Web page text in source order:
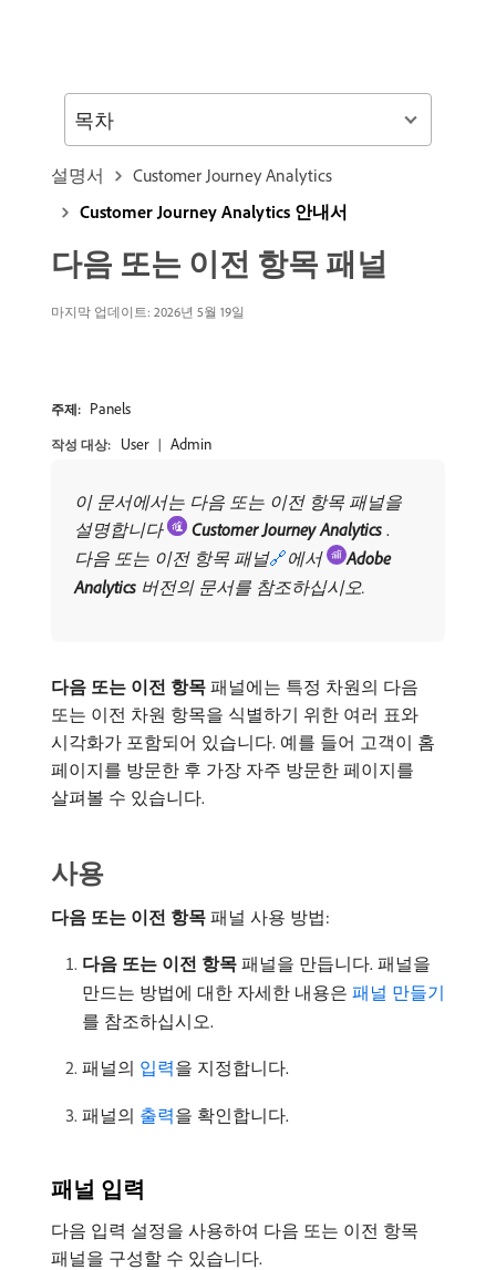
설명서
Customer Journey Analytics
Customer Journey Analytics 안내서
다음 또는 이전 항목 패널
마지막 업데이트: 2026년 5월 19일
주제: Panels
작성 대상: User Admin
이 문서에서는 다음 또는 이전 항목 패널을
설명합니다
Customer Journey Analytics .
다음 또는 이전 항목 패널🔗에서
Adobe
Analytics 버전의 문서를 참조하십시오.
다음 또는 이전 항목 패널에는 특정 차원의 다음
또는 이전 차원 항목을 식별하기 위한 여러 표와
시각화가 포함되어 있습니다. 예를 들어 고객이 홈
페이지를 방문한 후 가장 자주 방문한 페이지를
살펴볼 수 있습니다.
사용
다음 또는 이전 항목 패널 사용 방법:
다음 또는 이전 항목 패널을 만듭니다. 패널을
만드는 방법에 대한 자세한 내용은 패널 만들기
를 참조하십시오.
패널의 입력을 지정합니다.
패널의 출력을 확인합니다.
패널 입력
다음 입력 설정을 사용하여 다음 또는 이전 항목
패널을 구성할 수 있습니다.
목차